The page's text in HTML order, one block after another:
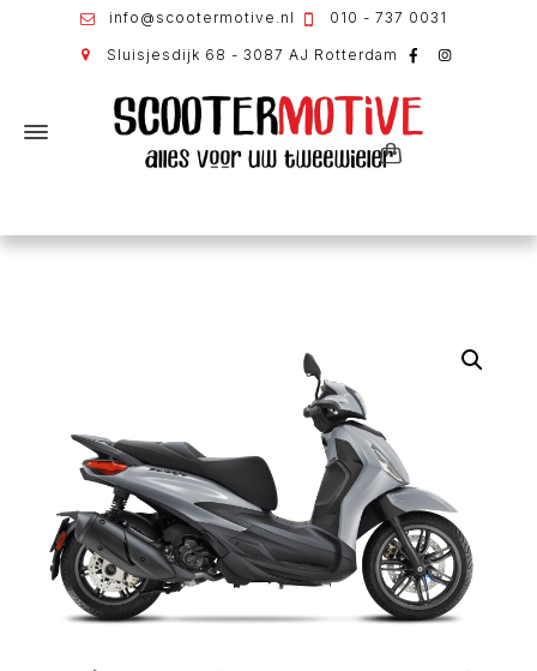
info@scootermotive.nl 010 - 737 0031
Sluisjesdijk 68 - 3087 AJ Rotterdam